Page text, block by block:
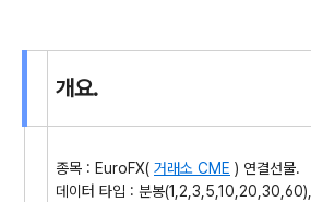
개요.
종목 : EuroFX( 거래소 CME ) 연결선물.
데이터 타입 : 분봉